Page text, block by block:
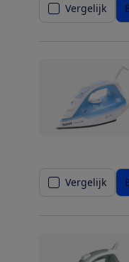
Vergelijk
Vergelijk